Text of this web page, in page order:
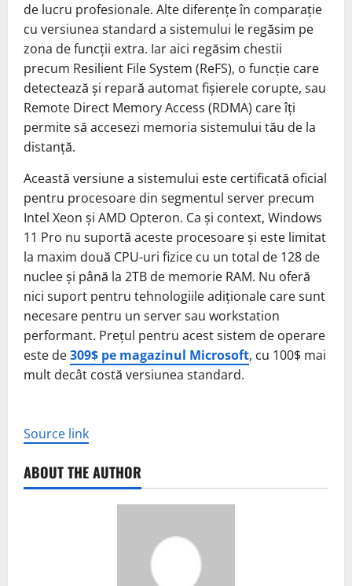
de lucru profesionale. Alte diferențe în comparație
cu versiunea standard a sistemului le regăsim pe
zona de funcții extra. Iar aici regăsim chestii
precum Resilient File System (ReFS), o funcție care
detectează și repară automat fișierele corupte, sau
Remote Direct Memory Access (RDMA) care îți
permite să accesezi memoria sistemului tău de la
distanță.
Această versiune a sistemului este certificată oficial
pentru procesoare din segmentul server precum
Intel Xeon și AMD Opteron. Ca și context, Windows
11 Pro nu suportă aceste procesoare și este limitat
la maxim două CPU-uri fizice cu un total de 128 de
nuclee și până la 2TB de memorie RAM. Nu oferă
nici suport pentru tehnologiile adiționale care sunt
necesare pentru un server sau workstation
performant. Prețul pentru acest sistem de operare
este de309$ pe magazinul Microsoft, cu 100$ mai
mult decât costă versiunea standard.
Source link
ABOUT THE AUTHOR